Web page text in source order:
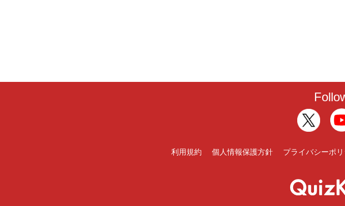
利用規約 個人情報保護方針 プライバシーポ